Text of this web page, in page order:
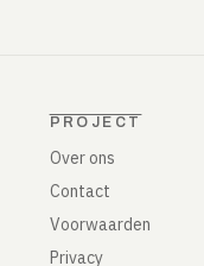
PROJECT
Over ons
Contact
Voorwaarden
Privacy